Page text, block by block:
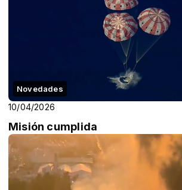
Novedades
10/04/2026
Misión cumplida